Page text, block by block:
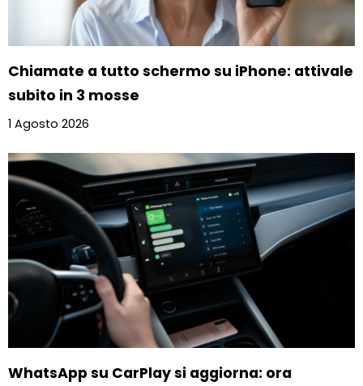
Chiamate a tutto schermo su iPhone: attivale
subito in 3 mosse
1 Agosto 2026
WhatsApp su CarPlay si aggiorna: ora